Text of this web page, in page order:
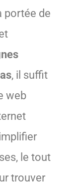
portée de
, il suffit
web
le tout
trouver